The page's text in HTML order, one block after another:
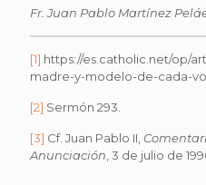
Fr. Juan Pablo Martínez
[1] https://es.catholic.net/op/
madre-y-modelo-de-cada-
[2] Sermón 293.
[3] Cf. Juan Pablo II,
Anunciación , 3 de julio de